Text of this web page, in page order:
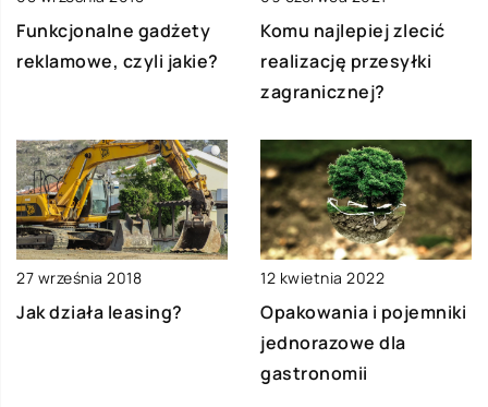
Funkcjonalne gadżety
reklamowe, czyli jakie?
Komu najlepiej zlecić
realizację przesyłki
zagranicznej?
27 września 2018
Jak działa leasing?
12 kwietnia 2022
Opakowania i pojemniki
jednorazowe dla
gastronomii